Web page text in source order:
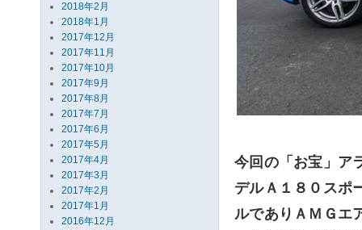
2018年2月
2018年1月
2017年12月
2017年11月
2017年10月
2017年9月
2017年8月
2017年7月
2017年6月
2017年5月
2017年4月
2017年3月
2017年2月
2017年1月
2016年12月
今回の「お宝」ア
デルＡ１８０スポ
ルでありＡＭＧエ